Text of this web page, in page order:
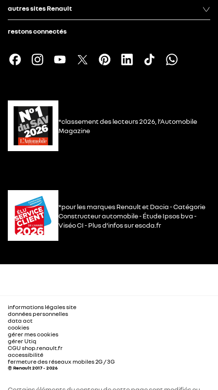
autres sites Renault
restons connectés
*classement des lecteurs 2026, l’Automobile
Magazine
*pour les marques Renault et Dacia - Catégorie
Constructeur automobile - Étude Ipsos bva -
Viséo CI - Plus d’infos sur escda.fr
informations légales site
données personnelles
data act
cookies
gérer mes cookies
gérer Utiq
CGU shop.renault.fr
accessibilité
fermeture des réseaux mobiles 2G / 3G
© Renault 2017 - 2026